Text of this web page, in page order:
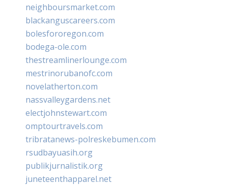
neighboursmarket.com
blackanguscareers.com
bolesfororegon.com
bodega-ole.com
thestreamlinerlounge.com
mestrinorubanofc.com
novelatherton.com
nassvalleygardens.net
electjohnstewart.com
omptourtravels.com
tribratanews-polreskebumen.com
rsudbayuasih.org
publikjurnalistik.org
juneteenthapparel.net